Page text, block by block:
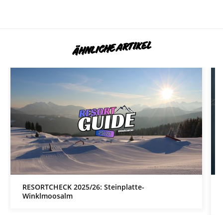
ÄHNLICHE ARTIKEL
RESORTCHECK 2025/26: Steinplatte-
Winklmoosalm